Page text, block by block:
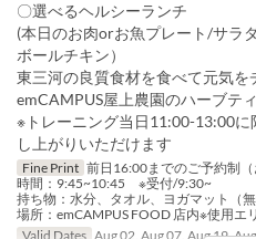
〇選べるヘルシーランチ
(本日のお肉orお魚プレート/サラ
ボールチキン）
東三河の良質食材を食べて元気を
emCAMPUS屋上農園のハーブテ
※トレーニング当日11:00-13:00
し上がりいただけます
Fine Print 前日16:00までのご予約制（
時間：9:45~10:45 ※受付/9:30~
持ち物：水分、タオル、ヨガマット（無
場所：emCAMPUS FOOD 店内※使用エ
Valid Dates Aug 02, Aug 07, Aug 19,